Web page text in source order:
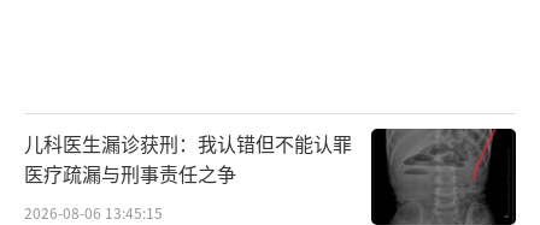
存量博弈下的两个世界
儿科医生漏诊获刑：我认错但不能认罪
医疗疏漏与刑事责任之争
2026-08-06 13:45:15